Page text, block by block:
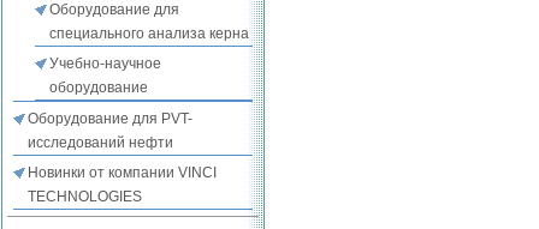
Оборудование для
специального анализа керна
Учебно-научное
оборудование
Оборудование для PVT-
исследований нефти
Новинки от компании VINCI
TECHNOLOGIES